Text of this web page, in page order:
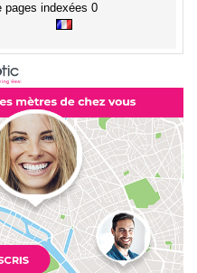
pages indexées 0